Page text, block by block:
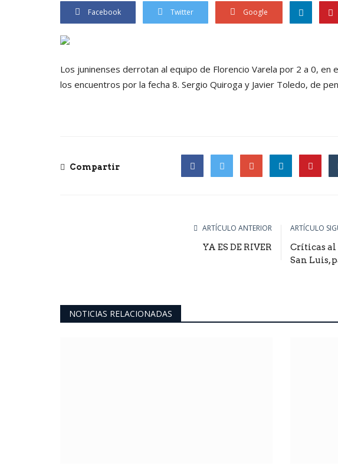
Facebook Twitter Google
Los juninenses derrotan al equipo de Florencio Varela por 2 a 0, en
los encuentros por la fecha 8. Sergio Quiroga y Javier Toledo, de
Compartir
ARTÍCULO ANTERIOR
YA ES DE RIVER
ARTÍCULO
Críticas
San Luis,
NOTICIAS RELACIONADAS